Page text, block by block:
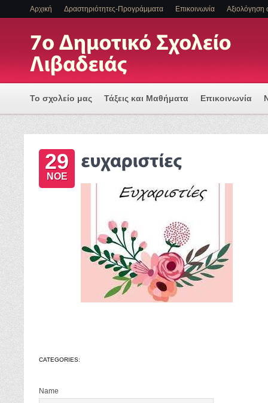
Αρχική Δραστηριότητες-Προγράμματα Επικοινωνία Αξιολόγηση
Το σχολείο μας Τάξεις και Μαθήματα Επικοινωνία
Πρόγραμμα Εισαγωγής Η/Υ για μια Ψηφιακά
ΕΝΤΑΞΗ ΜΑΘΗΤΩΝ ΜΕ ΑΝΑΠΗΡΙΑ Η/ΚΑΙ ΕΙΔΙΚΕΣ
29
ΝΟΕ
CATEGORIES:
Name